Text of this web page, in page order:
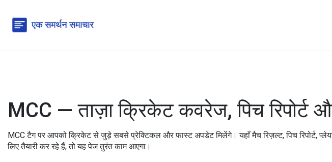
MCC — ताज़ा क्रिकेट कवरेज, पिच रिपोर्ट
MCC टैग पर आपको क्रिकेट से जुड़े सबसे प्रेक्टिकल और फास्ट अपडेट मिलेंगे। यहाँ मैच रिज़ल्ट, पिच रिपोर्ट,
लिए तैयारी कर रहे हैं, तो यह पेज तुरंत काम आएगा।